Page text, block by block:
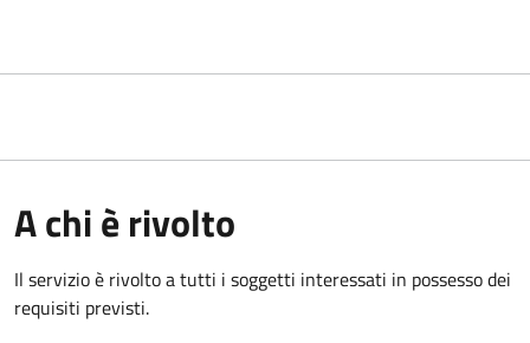
A chi è rivolto
Il servizio è rivolto a tutti i soggetti interessati in possesso dei
requisiti previsti.